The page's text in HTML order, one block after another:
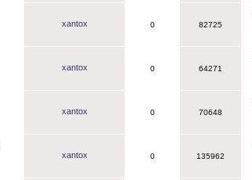
xantox 0 82725
xantox 0 64271
xantox 0 70648
xantox 0 135962